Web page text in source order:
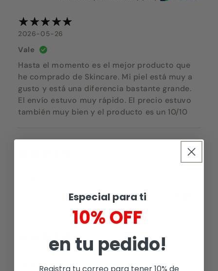
2026-05-26
Vale
Hasta el momento es el mejor producto que
he comprado de Skincare. Mi piel está muy a
gusto y está una diferencia bastante grande.
El envío estuvo muy rápido. El precio estuvo
también muy bien y el producto es un 10/10
Excelentes productos ✨ Recomendable 🫰🏼
2025-03-19
Especial para ti
10% OFF
en tu pedido!